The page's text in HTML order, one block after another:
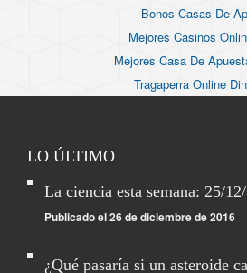
Bonos Casas De
Mejores Casinos
Mejores Casa De
Tragaperra Online
LO ÚLTIMO
La ciencia esta semana: 25/
Publicado el 26 de diciembre de 2016
¿Qué pasaría si un asteroide